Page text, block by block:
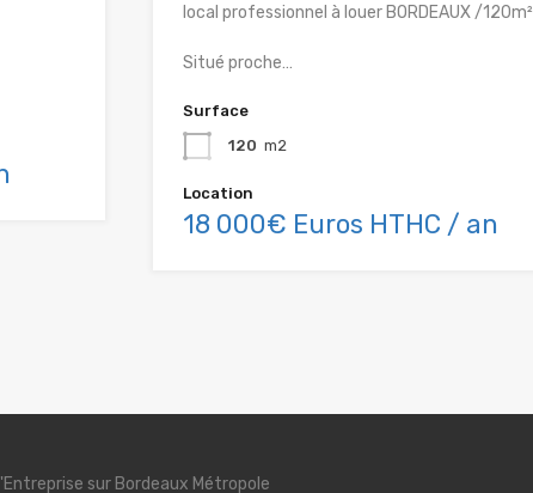
local professionnel à louer BORDEAUX /120m²
Situé proche…
Surface
120 m2
Location
18 000€ Euros HTHC / an
sur Bordeaux Métropole